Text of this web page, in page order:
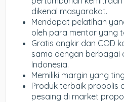
dikenal masyarakat.
Mendapat pelatihan
oleh para mentor yang
Gratis ongkir dan COD
sama dengan berbagai
Indonesia.
Memiliki margin yang
Produk terbaik propolis
pesaing di market